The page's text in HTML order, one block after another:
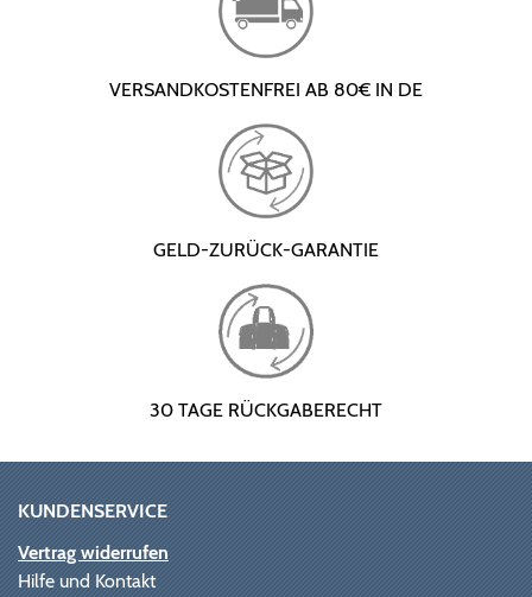
VERSANDKOSTENFREI AB 80€ IN DE
GELD-ZURÜCK-GARANTIE
30 TAGE RÜCKGABERECHT
KUNDENSERVICE
Vertrag widerrufen
Hilfe und Kontakt